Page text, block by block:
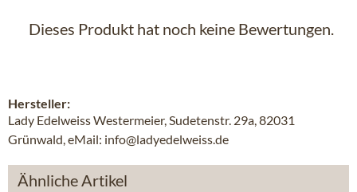
Dieses Produkt hat noch keine Bewertungen.
Hersteller:
Lady Edelweiss Westermeier, Sudetenstr. 29a, 82031
Grünwald, eMail: info@ladyedelweiss.de
Ähnliche Artikel